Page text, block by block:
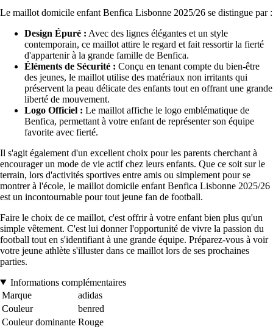
Le maillot domicile enfant Benfica Lisbonne 2025/26 se distingue par :
Design Épuré : Avec des lignes élégantes et un style
contemporain, ce maillot attire le regard et fait ressortir la fierté
d'appartenir à la grande famille de Benfica.
Éléments de Sécurité : Conçu en tenant compte du bien-être
des jeunes, le maillot utilise des matériaux non irritants qui
préservent la peau délicate des enfants tout en offrant une grande
liberté de mouvement.
Logo Officiel : Le maillot affiche le logo emblématique de
Benfica, permettant à votre enfant de représenter son équipe
favorite avec fierté.
Il s'agit également d'un excellent choix pour les parents cherchant à
encourager un mode de vie actif chez leurs enfants. Que ce soit sur le
terrain, lors d'activités sportives entre amis ou simplement pour se
montrer à l'école, le maillot domicile enfant Benfica Lisbonne 2025/26
est un incontournable pour tout jeune fan de football.
Faire le choix de ce maillot, c'est offrir à votre enfant bien plus qu'un
simple vêtement. C'est lui donner l'opportunité de vivre la passion du
football tout en s'identifiant à une grande équipe. Préparez-vous à voir
votre jeune athlète s'illuster dans ce maillot lors de ses prochaines
parties.
Informations complémentaires
Marque
adidas
Couleur
benred
Couleur dominante Rouge